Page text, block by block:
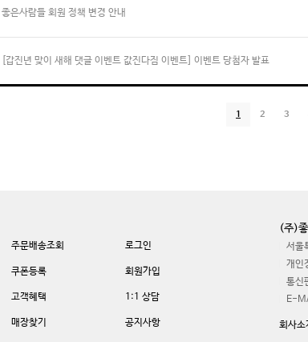
좋은사람들 회원 정책 변경 안내
[갑진년 맞이 새해 댓글 이벤트 값진다짐 이벤트] 이벤트 당첨자 발표
1 2 3
주문배송조회 로그인
쿠폰등록 회원가입
고객혜택 1:1 상담
매장찾기 공지사항
(주)
서울
개인
통신
E-
회사소